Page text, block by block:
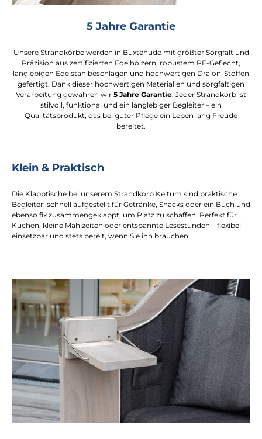
5 Jahre Garantie
Unsere Strandkörbe werden in Buxtehude mit größter Sorgfalt und
Präzision aus zertifizierten Edelhölzern, robustem PE-Geflecht,
langlebigen Edelstahlbeschlägen und hochwertigen Dralon-Stoffen
gefertigt. Dank dieser hochwertigen Materialien und sorgfältigen
Verarbeitung gewähren wir 5 Jahre Garantie. Jeder Strandkorb ist
stilvoll, funktional und ein langlebiger Begleiter – ein
Qualitätsprodukt, das bei guter Pflege ein Leben lang Freude
bereitet.
Klein & Praktisch
Die Klapptische bei unserem Strandkorb Keitum sind praktische
Begleiter: schnell aufgestellt für Getränke, Snacks oder ein Buch und
ebenso fix zusammengeklappt, um Platz zu schaffen. Perfekt für
Kuchen, kleine Mahlzeiten oder entspannte Lesestunden – flexibel
einsetzbar und stets bereit, wenn Sie ihn brauchen.